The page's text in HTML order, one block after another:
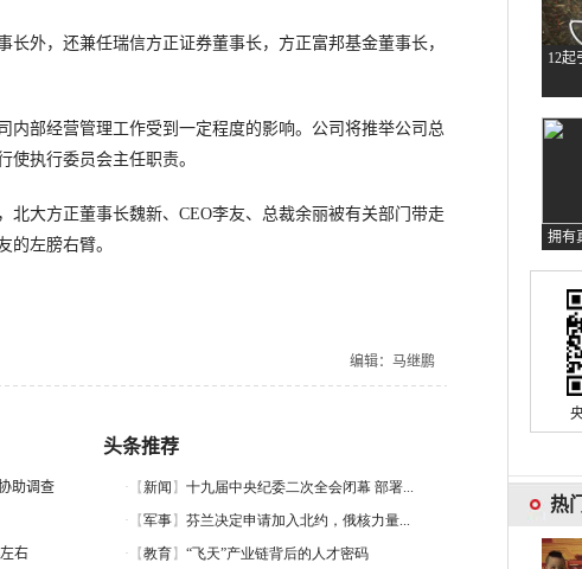
外，还兼任瑞信方正证券董事长，方正富邦基金董事长，
部经营管理工作受到一定程度的影响。公司将推举公司总
使执行委员会主任职责。
北大方正董事长魏新、 CEO李友、总裁余丽被有关部门带走
的左膀右臂。
编辑：马继鹏
助调查
右
头条推荐
12起
拥有